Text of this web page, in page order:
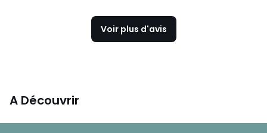
Voir plus d'avis
A Découvrir